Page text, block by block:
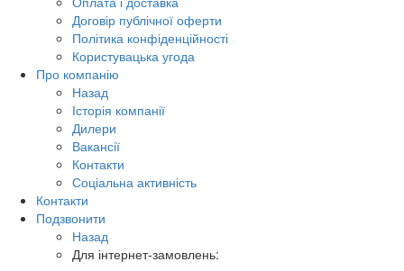
Договір публічної оферти
Політика конфіденційності
Користувацька угода
Про компанію
Назад
Історія компанії
Дилери
Вакансії
Контакти
Соціальна активність
Контакти
Подзвонити
Назад
Для інтернет-замовлень: